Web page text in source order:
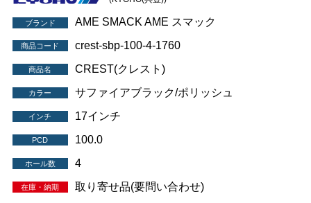
ブランド AME SMACK AME スマック
商品コード crest-sbp-100-4-1760
商品名 CREST(クレスト)
カラー サファイアブラック/ポリッシュ
インチ 17インチ
PCD 100.0
ホール数 4
在庫・納期 取り寄せ品(要問い合わせ)